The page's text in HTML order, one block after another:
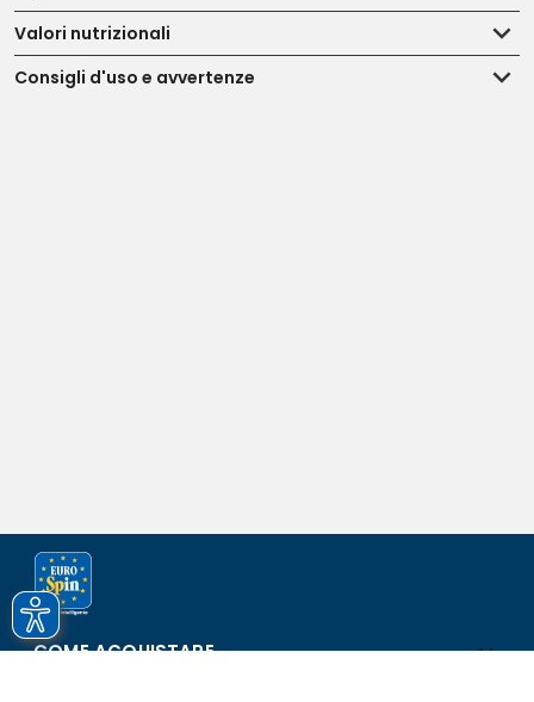
Valori nutrizionali
Consigli d'uso e avvertenze
COME ACQUISTARE